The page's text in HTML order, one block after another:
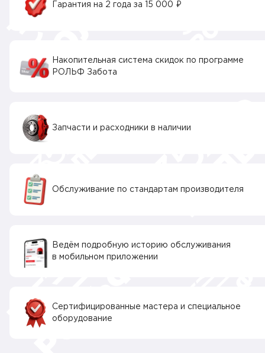
Гарантия на 2 года за 15 000 ₽
Накопительная система скидок по программе
РОЛЬФ Забота
Запчасти и расходники в наличии
Обслуживание по стандартам производителя
Ведём подробную историю обслуживания
в мобильном приложении
Сертифицированные мастера и специальное
оборудование